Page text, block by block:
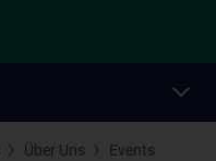
Über Uns
Events